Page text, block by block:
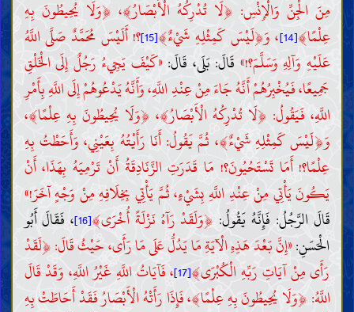
مِنَ الْجِنِّ وَالْإِنْسِ: ﴿لَا تُدْرِكُهُ الْأَبْصَارُ﴾، ﴿وَلَا يُحِيطُونَ بِهِ
عِلْمًا﴾[14] ، وَ﴿لَيْسَ كَمِثْلِهِ شَيْءٌ﴾[15] ؟! أَلَيْسَ مُحَمَّدٌ صَلَّى اللَّهُ
عَلَيْهِ وَآلِهِ وَسَلَّمَ؟!» قَالَ: بَلَى، قَالَ: «كَيْفَ يَجِيءُ رَجُلٌ إِلَى الْخَلْقِ
جَمِيعًا، فَيُخْبِرُهُمْ أَنَّهُ جَاءَ مِنْ عِنْدِ اللَّهِ، وَأَنَّهُ يَدْعُوهُمْ إِلَى اللَّهِ بِأَمْرِ
اللَّهِ، فَيَقُولُ: ﴿لَا تُدْرِكُهُ الْأَبْصَارُ﴾، ﴿وَلَا يُحِيطُونَ بِهِ عِلْمًا﴾،
وَ﴿لَيْسَ كَمِثْلِهِ شَيْءٌ﴾، ثُمَّ يَقُولُ: أَنَا رَأَيْتُهُ بِعَيْنِي، وَأَحَطْتُ بِهِ
عِلْمًا؟! أَمَا تَسْتَحُيُونَ؟! مَا قَدَرَتِ الزَّنَادِقَةُ أَنْ تَرْمِيَهُ بِهَذَا، أَنْ
يَكُونَ يَأْتِي مِنْ عِنْدِ اللَّهِ بِشَيْءٍ، ثُمَّ يَأْتِي بِخِلَافِهِ مِنْ وَجْهٍ آخَرَ!»
قَالَ الرَّجُلُ: فَإِنَّهُ يَقُولُ: ﴿وَلَقَدْ رَآهُ نَزْلَةً أُخْرَى﴾[16] ، فَقَالَ أَبُو
الْحَسَنِ:«إِنَّ بَعْدَ هَذِهِ الْآيَةِ مَا يَدُلُّ عَلَى مَا رَأَى، حَيْثُ قَالَ:﴿لَقَدْ
رَأَى مِنْ آيَاتِ رَبِّهِ الْكُبْرَى﴾[17] ، فَآيَاتُ اللَّهِ غَيْرُ اللَّهِ، وَقَدْ قَالَ
اللَّهُ: ﴿وَلَا يُحِيطُونَ بِهِ عِلْمًا﴾، فَإِذَا رَأَتْهُ الْأَبْصَارُ فَقَدْ أَحَاطَتْ بِهِ